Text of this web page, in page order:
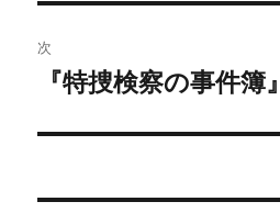
ビ
ゲ
ー
投
稿:
次
次
投
『特捜検察の事件簿』